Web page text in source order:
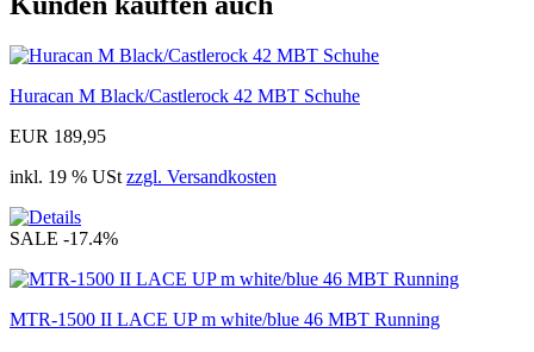
Huracan M Black/Castlerock 42 MBT Schuhe
EUR 189,95
inkl. 19 % USt zzgl. Versandkosten
SALE -17.4%
MTR-1500 II LACE UP m white/blue 46 MBT Running